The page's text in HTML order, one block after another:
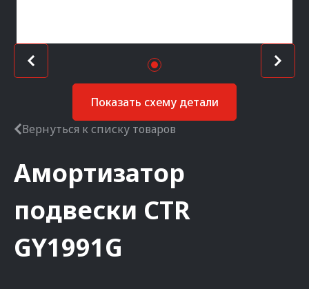
Показать схему детали
Вернуться к списку товаров
Амортизатор
подвески CTR
GY1991G